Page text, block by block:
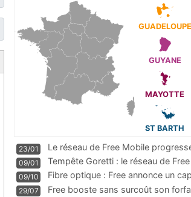
GUADELOUPE
GUYANE
MAYOTTE
ST BARTH
23/01
Le réseau de Free Mobile
m
09/01
Tempête Goretti : le réseau de
09/10
Fibre optique : Free annonce un
pass
29/07
Free booste sans surcoût son